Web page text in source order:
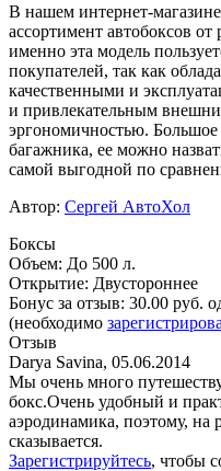
В нашем интернет-
ассортимент автобоксов
именно эта модель
покупателей, так как
качественными и
и привлекательным
эргономичностью. Большое
багажника, ее можно
самой выгодной по
Автор: Сергей АвтоХол
Боксы
Объем: До 500 л.
Открытие: Двустороннее
Бонус за отзыв: 30.00 руб.
(необходимо
Отзыв
Darya Savina, 05.06.2014
Мы очень много
бокс.Очень удобный и
аэродинамика, поэтому, на
сказывается.
Зарегистрируйтесь, чтобы